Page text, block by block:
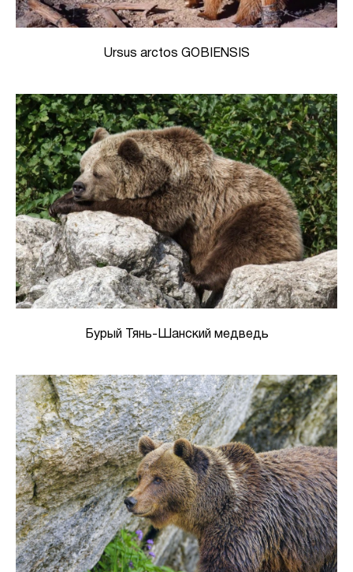
Ursus arctos GOBIENSIS
Бурый Тянь-Шанский медведь